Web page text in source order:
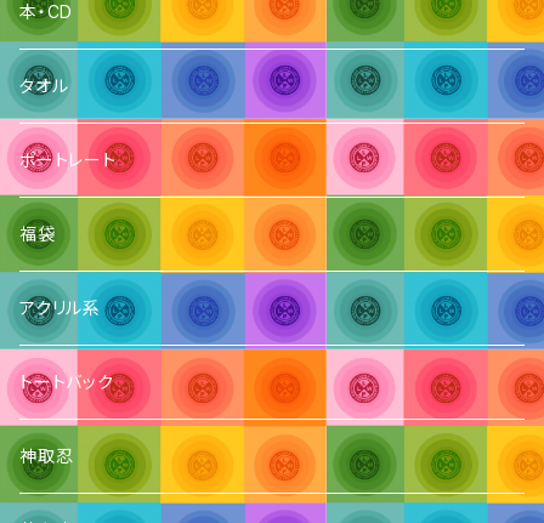
本・CD
タオル
ポートレート
福袋
アクリル系
トートバック
神取忍